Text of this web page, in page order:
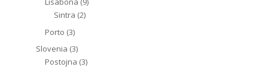
Sintra (2)
Porto (3)
Slovenia (3)
Postojna (3)